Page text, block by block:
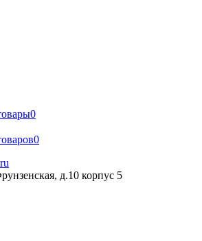
0
0
д.10 корпус 5